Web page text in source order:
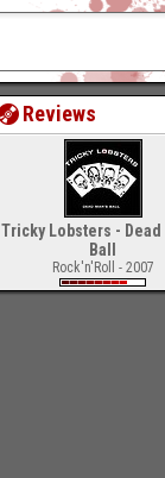
Reviews
Tricky Lobsters - Dead
Ball
Rock'n'Roll - 2007